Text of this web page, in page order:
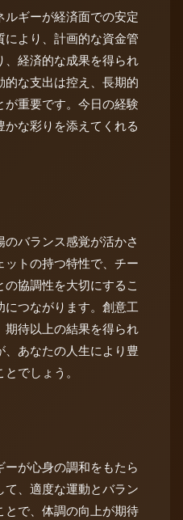
ギーが経済面での安定
により、計画的な資金管
、経済的な成果を得られ
的な支出は控え、長期的
が重要です。今日の経験
な彩りを添えてくれる
バランス感覚が活かさ
トの持つ特性で、チー
協調性を大切にするこ
につながります。創意工
期待以上の結果を得られ
、あなたの人生により豊
でしょう。
が心身の調和をもたら
て、適度な運動とバラン
とで、体調の向上が期待